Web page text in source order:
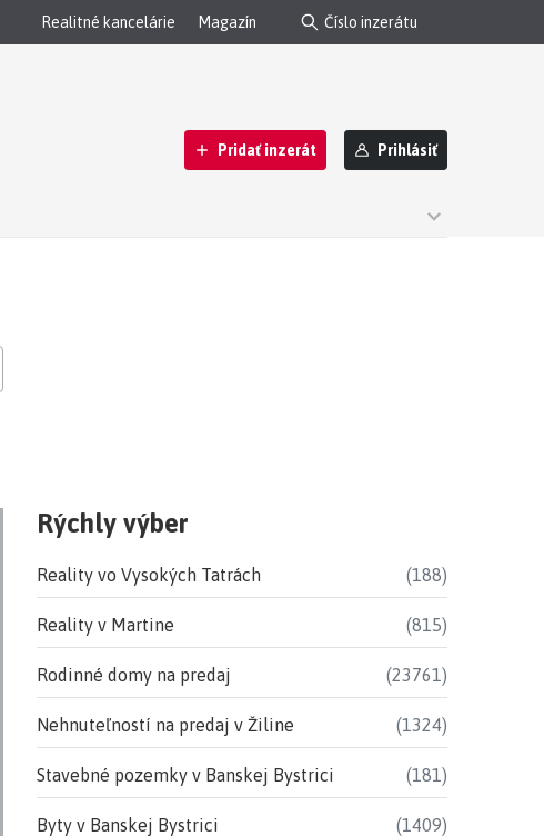
Realitné kancelárie Magazín
Pridať inzerát Prihlásiť
Rýchly výber
Reality vo Vysokých Tatrách (188)
Reality v Martine (815)
Rodinné domy na predaj (23761)
Nehnuteľností na predaj v Žiline (1324)
Stavebné pozemky v Banskej Bystrici (181)
Byty v Banskej Bystrici (1409)